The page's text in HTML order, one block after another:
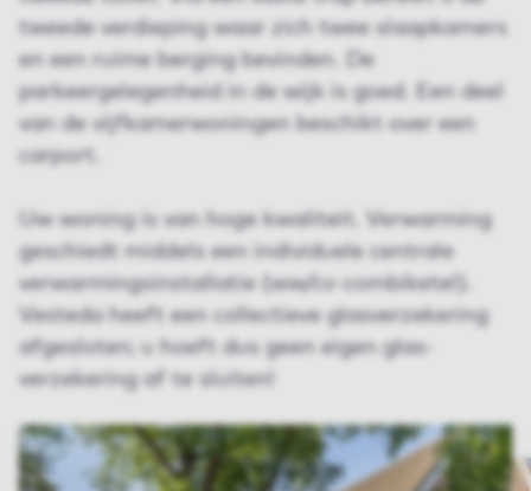
tweede verdieping waar zich twee slaapkamers
en een ruime berging bevinden. De
parkeergelegenheid in de wijk is goed. Een deel
van de vijfkamerwoningen beschikt over een
carport.
Uw woning is van hoge kwaliteit. Verwarming
geschiedt middels een individuele centrale
verwarmingsinstallatie (ww/cv-combiketel).
Vesteda heeft een collectieve glas­verzekering
afgesloten; u hoeft dus geen eigen glas­
verzekering af te sluiten!